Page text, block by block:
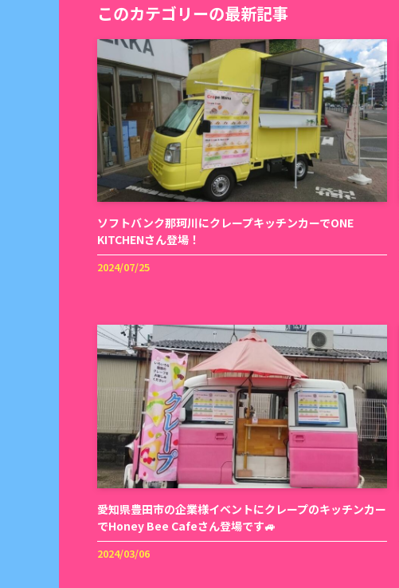
このカテゴリーの最新記事
ソフトバンク那珂川にクレープキッチンカーでONE
KITCHENさん登場！
2024/07/25
愛知県豊田市の企業様イベントにクレープのキッチンカー
でHoney Bee Cafeさん登場です🚙
2024/03/06